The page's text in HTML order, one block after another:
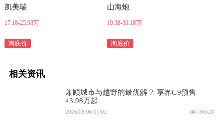
凯美瑞
17.18-25.98万
询底价
山海炮
19.38-30.18万
询底价
相关资讯
兼顾城市与越野的最优解？ 享界G9预售
43.98万起
2026/08/06 01:02 36528